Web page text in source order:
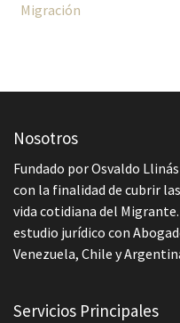
Migración
Nosotros
Fundado por Osvaldo
con la finalidad de cubrir
vida cotidiana del Migrante.
estudio jurídico con
Venezuela, Chile y
Servicios Principales